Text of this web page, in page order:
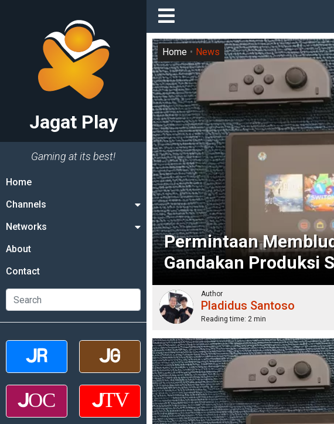
Jagat Play
Gaming at its best!
Home
Channels
Networks
About
Contact
Permintaan
Gandakan Produksi
Home News
Author
Pladidus Santoso
Reading time: 2 min